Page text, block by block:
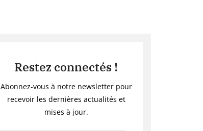
Restez connectés !
Abonnez-vous à notre newsletter pour
recevoir les dernières actualités et
mises à jour.